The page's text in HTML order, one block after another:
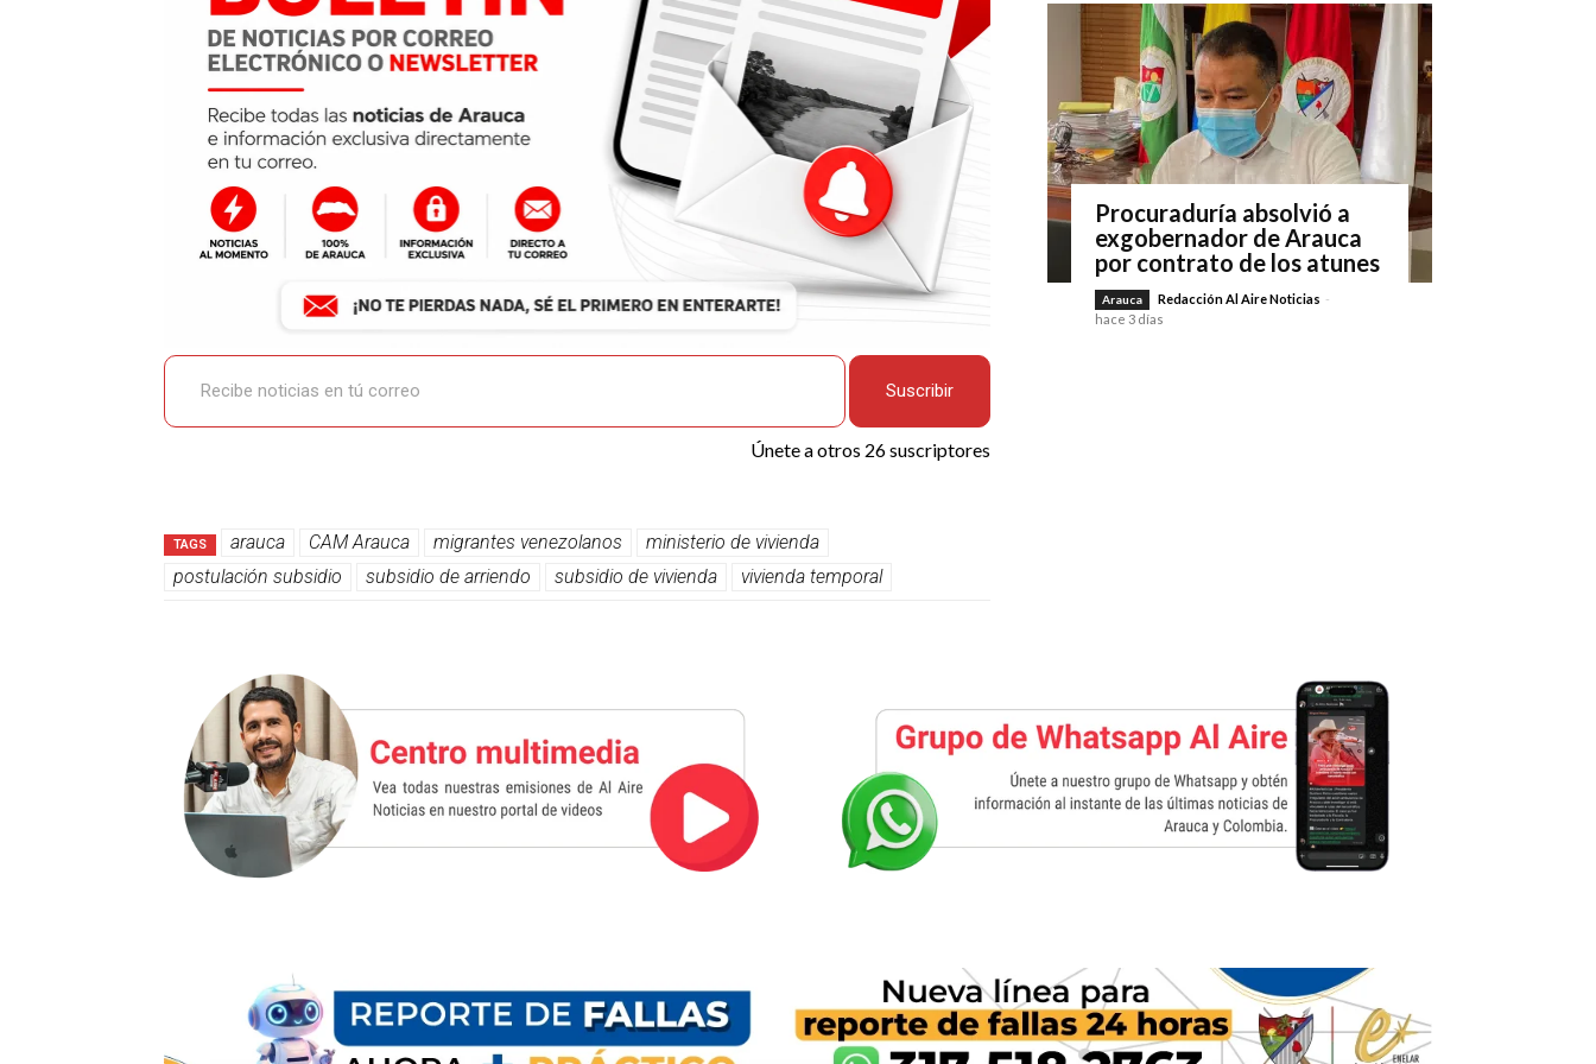
Recibe noticias en tú correo
Suscribir
Únete a otros 26 suscriptores
TAGS arauca CAM Arauca migrantes venezolanos
ministerio de vivienda
postulación subsidio
subsidio de arriendo subsidio de vivienda vivienda temporal
Procuraduría absolvió a
exgobernador de Arauca
por contrato de los atunes
Arauca Redacción Al Aire Noticias -
hace 3 días